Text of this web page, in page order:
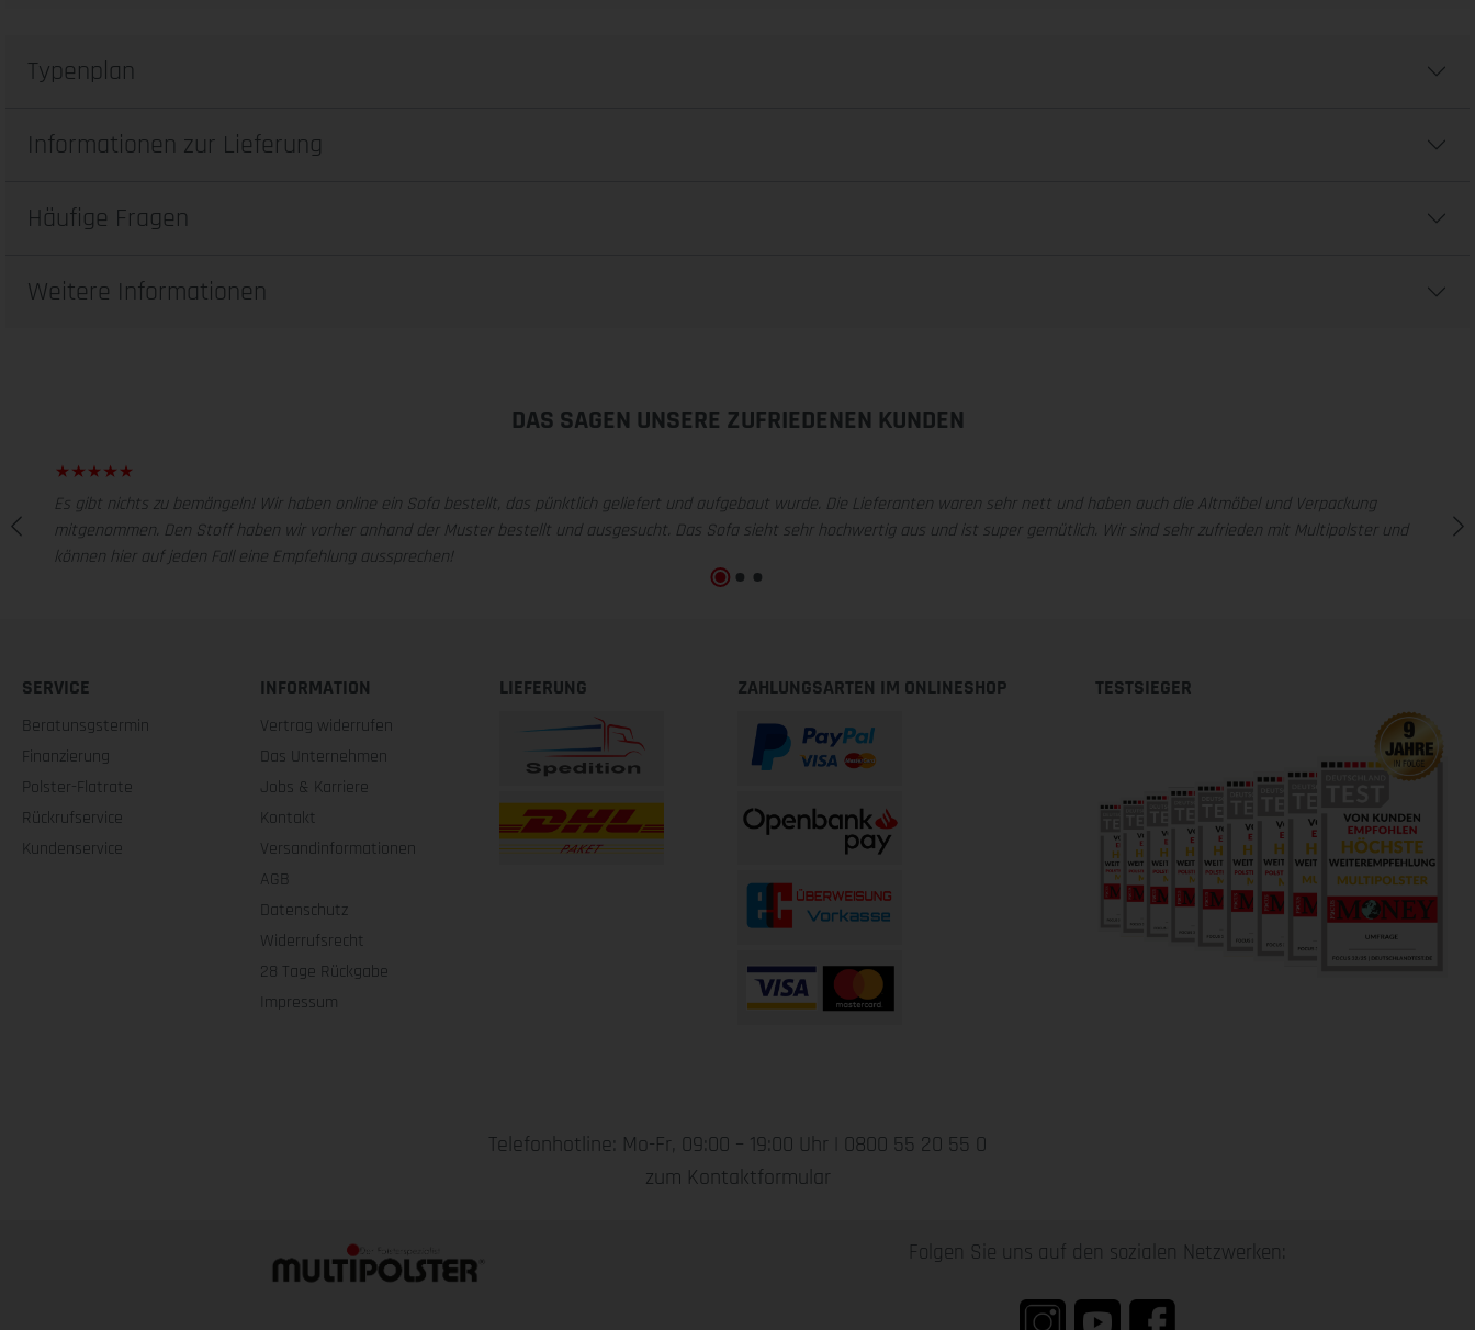
Typenplan
Informationen zur Lieferung
Häufige Fragen
Weitere Informationen
DAS SAGEN UNSERE ZUFRIEDENEN KUNDEN
Es gibt nichts zu bemängeln! Wir haben online ein Sofa bestellt, das pünktlich geliefert und aufgebaut wurde. Die Lieferanten waren sehr nett und haben auch die Altmöbel und Verpackung
mitgenommen. Den Stoff haben wir vorher anhand der Muster bestellt und ausgesucht. Das Sofa sieht sehr hochwertig aus und ist super gemütlich. Wir sind sehr zufrieden mit Multipolster und
können hier auf jeden Fall eine Empfehlung aussprechen!
SERVICE
Beratunsgstermin
Finanzierung
Polster-Flatrate
Rückrufservice
Kundenservice
INFORMATION
Vertrag widerrufen
Das Unternehmen
Jobs & Karriere
Kontakt
Versandinformationen
AGB
Datenschutz
Widerrufsrecht
28 Tage Rückgabe
Impressum
LIEFERUNG ZAHLUNGSARTEN IM ONLINESHOP TESTSIEGER
Telefonhotline: Mo-Fr, 09:00 – 19:00 Uhr | 0800 55 20 55 0
zum Kontaktformular
Folgen Sie uns auf den sozialen Netzwerken: